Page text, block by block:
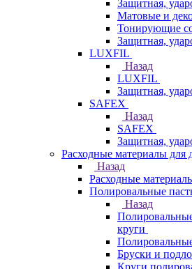
Защитная,
Матовые и
Тонирующие
Защитная,
LUXFIL
Назад
LUXFIL
Защитная,
SAFEX
Назад
SAFEX
Защитная,
Расходные материалы для
Назад
Расходные
Полировальные
Назад
круги
Бруски и
Круги